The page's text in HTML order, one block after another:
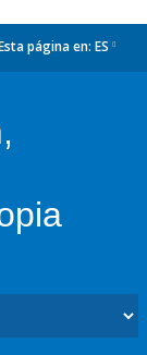
página en: ES